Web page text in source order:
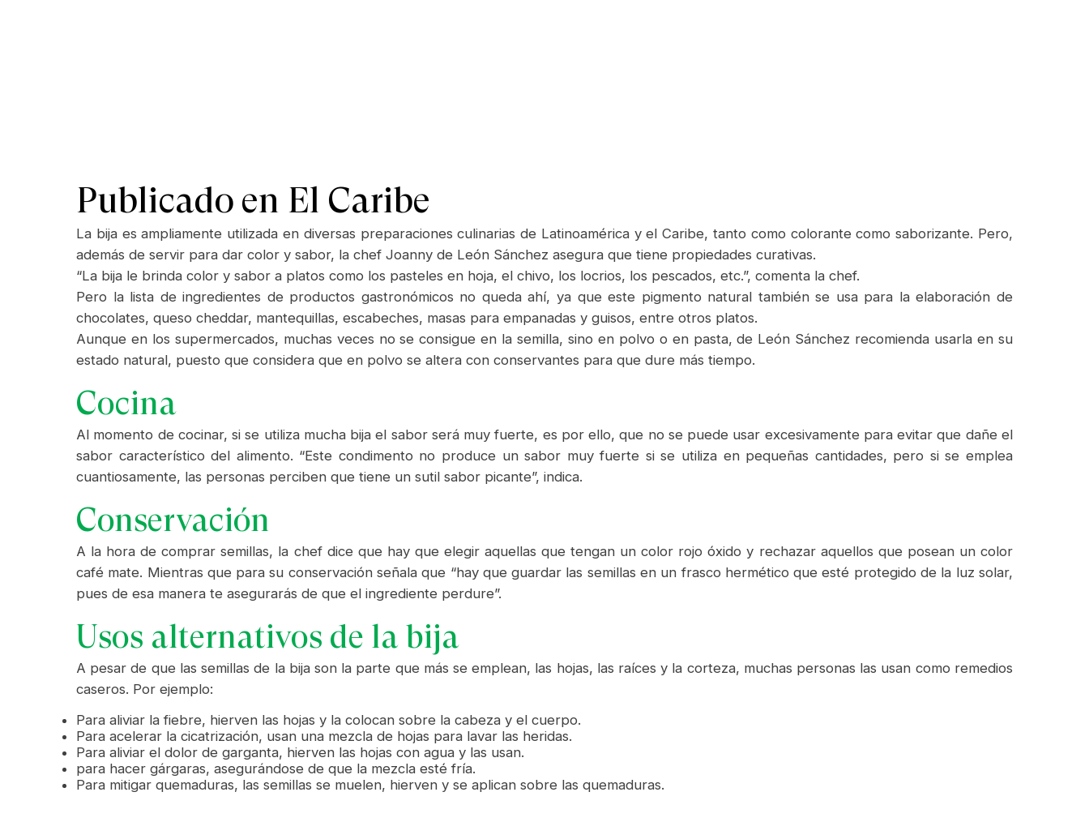
Publicado en El Caribe
La bija es ampliamente utilizada en diversas preparaciones culinarias de Latinoamérica y el Caribe, tanto como colorante como saborizante. Pero,
además de servir para dar color y sabor, la chef Joanny de León Sánchez asegura que tiene propiedades curativas.
“La bija le brinda color y sabor a platos como los pasteles en hoja, el chivo, los locrios, los pescados, etc.”, comenta la chef.
Pero la lista de ingredientes de productos gastronómicos no queda ahí, ya que este pigmento natural también se usa para la elaboración de
chocolates, queso cheddar, mantequillas, escabeches, masas para empanadas y guisos, entre otros platos.
Aunque en los supermercados, muchas veces no se consigue en la semilla, sino en polvo o en pasta, de León Sánchez recomienda usarla en su
estado natural, puesto que considera que en polvo se altera con conservantes para que dure más tiempo.
Cocina
Al momento de cocinar, si se utiliza mucha bija el sabor será muy fuerte, es por ello, que no se puede usar excesivamente para evitar que dañe el
sabor característico del alimento. “Este condimento no produce un sabor muy fuerte si se utiliza en pequeñas cantidades, pero si se emplea
cuantiosamente, las personas perciben que tiene un sutil sabor picante”, indica.
Conservación
A la hora de comprar semillas, la chef dice que hay que elegir aquellas que tengan un color rojo óxido y rechazar aquellos que posean un color
café mate. Mientras que para su conservación señala que “hay que guardar las semillas en un frasco hermético que esté protegido de la luz solar,
pues de esa manera te asegurarás de que el ingrediente perdure”.
Usos alternativos de la bija
A pesar de que las semillas de la bija son la parte que más se emplean, las hojas, las raíces y la corteza, muchas personas las usan como remedios
caseros. Por ejemplo:
Para aliviar la fiebre, hierven las hojas y la colocan sobre la cabeza y el cuerpo.
Para acelerar la cicatrización, usan una mezcla de hojas para lavar las heridas.
Para aliviar el dolor de garganta, hierven las hojas con agua y las usan.
para hacer gárgaras, asegurándose de que la mezcla esté fría.
Para mitigar quemaduras, las semillas se muelen, hierven y se aplican sobre las quemaduras.